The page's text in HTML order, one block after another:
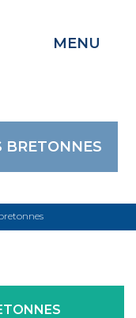
MENU
BRETONNES